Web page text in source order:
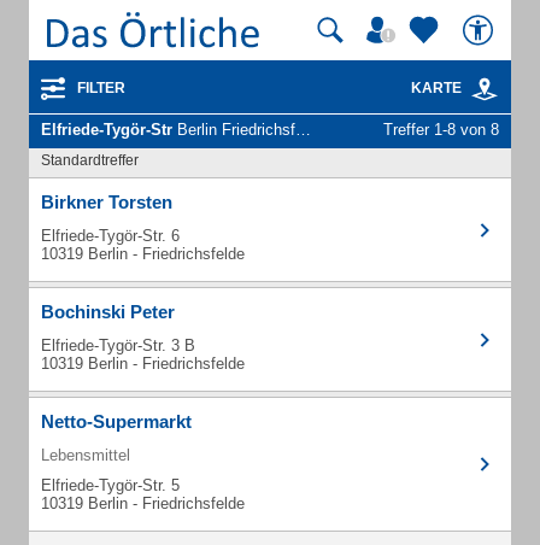
FILTER KARTE
Elfriede-Tygör-Str Berlin Friedrichsfelde - Unternehmen und Personen Treffer 1-8 von 8
Standardtreffer
Birkner Torsten
Elfriede-Tygör-Str. 6
10319 Berlin - Friedrichsfelde
Bochinski Peter
Elfriede-Tygör-Str. 3 B
10319 Berlin - Friedrichsfelde
Netto-Supermarkt
Lebensmittel
Elfriede-Tygör-Str. 5
10319 Berlin - Friedrichsfelde